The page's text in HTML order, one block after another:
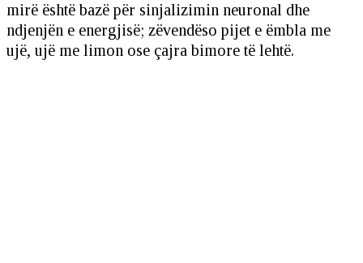
mirë është bazë për sinjalizimin neuronal dhe
ndjenjën e energjisë; zëvendëso pijet e ëmbla me
ujë, ujë me limon ose çajra bimore të lehtë.